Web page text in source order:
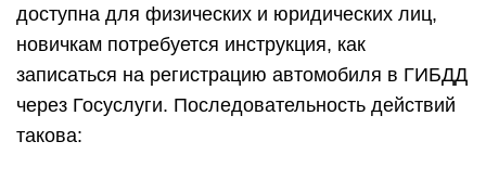
доступна для физических и юридических лиц,
новичкам потребуется инструкция, как
записаться на регистрацию автомобиля в ГИБДД
через Госуслуги. Последовательность действий
такова: